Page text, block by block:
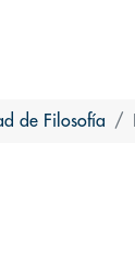
de Filosofía